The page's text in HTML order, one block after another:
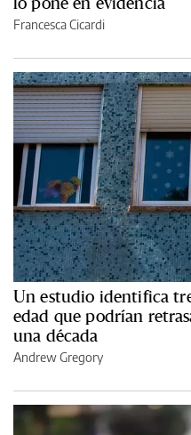
Francesca Cicardi
Un estudio identifica
edad que podrían
una década
Andrew Gregory